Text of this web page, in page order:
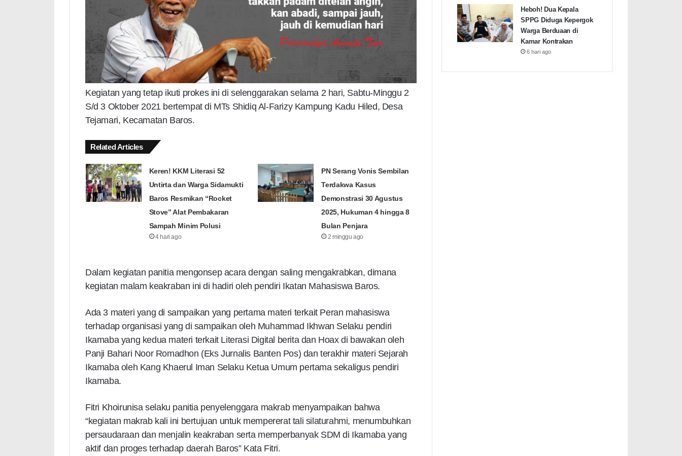
Kegiatan yang tetap ikuti prokes ini di selenggarakan selama 2 hari, Sabtu-Minggu 2
S/d 3 Oktober 2021 bertempat di MTs Shidiq Al-Farizy Kampung Kadu Hiled, Desa
Tejamari, Kecamatan Baros.
Related Articles
Keren! KKM Literasi 52
Untirta dan Warga Sidamukti
Baros Resmikan “Rocket
Stove” Alat Pembakaran
Sampah Minim Polusi
4 hari ago
PN Serang Vonis Sembilan
Terdakwa Kasus
Demonstrasi 30 Agustus
2025, Hukuman 4 hingga 8
Bulan Penjara
2 minggu ago
Dalam kegiatan panitia mengonsep acara dengan saling mengakrabkan, dimana
kegiatan malam keakraban ini di hadiri oleh pendiri Ikatan Mahasiswa Baros.
Ada 3 materi yang di sampaikan yang pertama materi terkait Peran mahasiswa
terhadap organisasi yang di sampaikan oleh Muhammad Ikhwan Selaku pendiri
Ikamaba yang kedua materi terkait Literasi Digital berita dan Hoax di bawakan oleh
Panji Bahari Noor Romadhon (Eks Jurnalis Banten Pos) dan terakhir materi Sejarah
Ikamaba oleh Kang Khaerul Iman Selaku Ketua Umum pertama sekaligus pendiri
Ikamaba.
Fitri Khoirunisa selaku panitia penyelenggara makrab menyampaikan bahwa
“kegiatan makrab kali ini bertujuan untuk mempererat tali silaturahmi, menumbuhkan
persaudaraan dan menjalin keakraban serta memperbanyak SDM di Ikamaba yang
aktif dan proges terhadap daerah Baros” Kata Fitri.
Heboh! Dua Kepala
SPPG Diduga Kepergok
Warga Berduaan di
Kamar Kontrakan
6 hari ago